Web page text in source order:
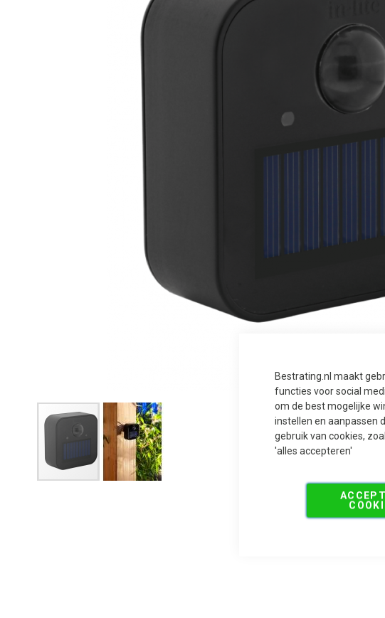
Bestrating.nl maakt
functies voor social
om de best mogelijke
instellen en aanpassen
gebruik van cookies,
'alles accepteren'